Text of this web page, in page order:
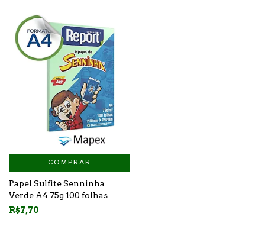
COMPRAR
Papel Sulfite Senninha
Verde A4 75g 100 folhas
R$7,70